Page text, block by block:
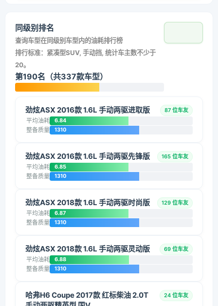
同级别排名
查询车型在同级别车型内的油耗排行榜
排行标准：紧凑型SUV, 手动挡, 统计车主数不少于
20。
第190名（共337款车型）
劲炫ASX 2016款 1.6L 手动两驱进取版 87 位车友
平均油耗 6.84
整备质量 1310
劲炫ASX 2016款 1.6L 手动两驱先锋版 165 位车友
平均油耗 6.85
整备质量 1310
劲炫ASX 2018款 1.6L 手动两驱时尚版 129 位车友
平均油耗 6.87
整备质量 1310
劲炫ASX 2018款 1.6L 手动两驱灵动版 69 位车友
平均油耗 6.88
整备质量 1310
哈弗H6 Coupe 2017款 红标柴油 2.0T
24 位车友